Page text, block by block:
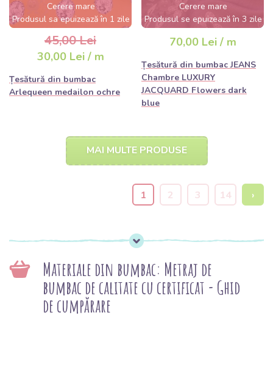
Cerere mare
Produsul sa epuizează în 1 zile
45,00 Lei
30,00 Lei / m
Țesătură din bumbac
Arlequeen medailon ochre
Cerere mare
Produsul se epuizează în 3 zile
70,00 Lei / m
Țesătură din bumbac JEANS
Chambre LUXURY
JACQUARD Flowers dark
blue
MAI MULTE PRODUSE
1 2 3 14 ›
Materiale din bumbac: Metraj de
bumbac de calitate cu certificat - Ghid
de cumpărare